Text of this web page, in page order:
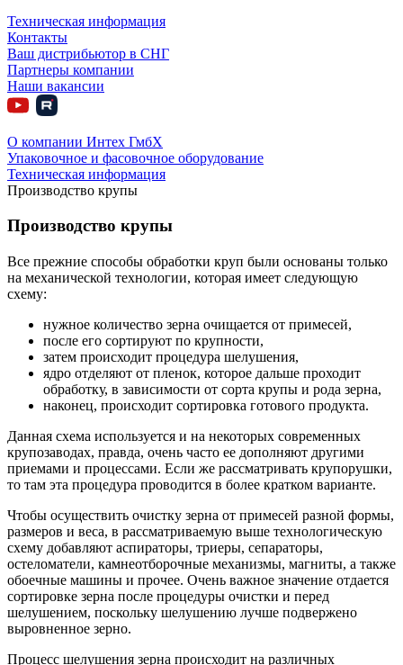
Техническая информация
Контакты
Ваш дистрибьютор в СНГ
Партнеры компании
Наши вакансии
О компании Интех ГмбХ
Упаковочное и фасовочное оборудование
Техническая информация
Производство крупы
Производство крупы
Все прежние способы обработки круп были основаны только
на механической технологии, которая имеет следующую
схему:
нужное количество зерна очищается от примесей,
после его сортируют по крупности,
затем происходит процедура шелушения,
ядро отделяют от пленок, которое дальше проходит
обработку, в зависимости от сорта крупы и рода зерна,
наконец, происходит сортировка готового продукта.
Данная схема используется и на некоторых современных
крупозаводах, правда, очень часто ее дополняют другими
приемами и процессами. Если же рассматривать крупорушки,
то там эта процедура проводится в более кратком варианте.
Чтобы осуществить очистку зерна от примесей разной формы,
размеров и веса, в рассматриваемую выше технологическую
схему добавляют аспираторы, триеры, сепараторы,
остеломатели, камнеотборочные механизмы, магниты, а также
обоечные машины и прочее. Очень важное значение отдается
сортировке зерна после процедуры очистки и перед
шелушением, поскольку шелушению лучше подвержено
выровненное зерно.
Процесс шелушения зерна происходит на различных